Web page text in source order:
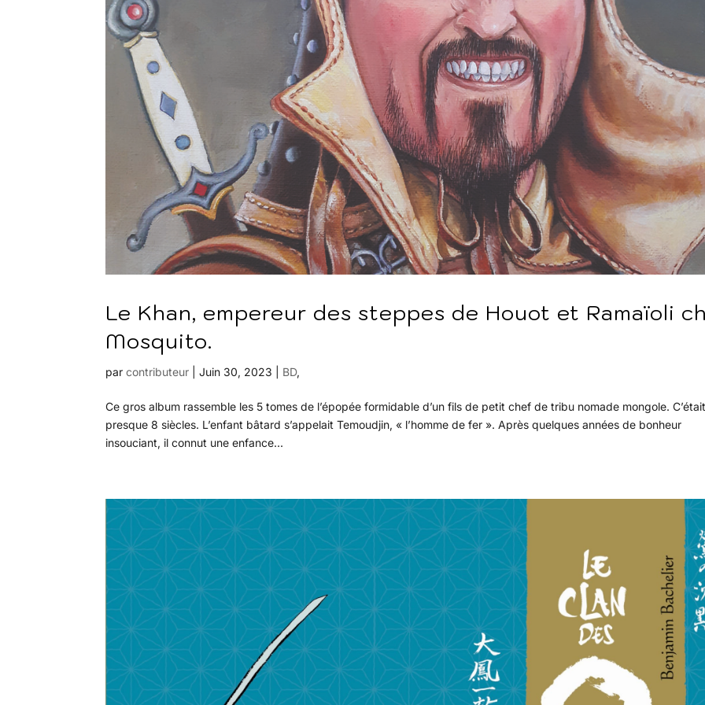
Le Khan, empereur des steppes de Houot et Ramaïoli
Mosquito.
parcontributeur |Juin 30, 2023 BD,
Ce gros album rassemble les 5 tomes de l’épopée formidable d’un fils de petit chef de tribu nomade mongole.
presque 8 siècles. L’enfant bâtard s’appelait Temoudjin, « l’homme de fer ». Après quelques années de bonheur
insouciant, il connut une enfance...